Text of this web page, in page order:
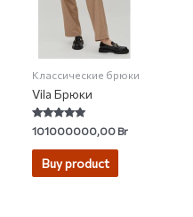
Классические брюки
Vila Брюки
Rated
5.00
out of 5
101000000,00Br
Buy product